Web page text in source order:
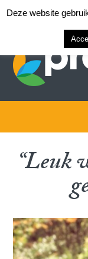
“Leuk
Deze website